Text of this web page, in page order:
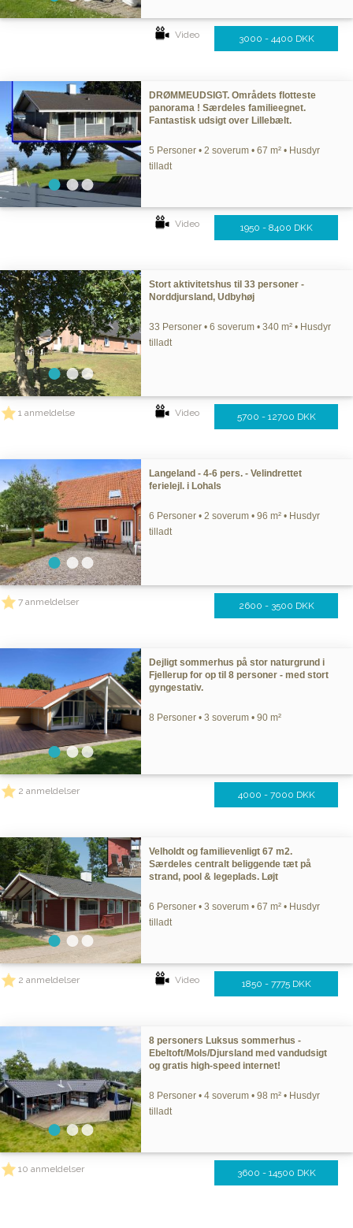
Video 3000 - 4400 DKK
DRØMMEUDSIGT. Områdets flotteste
panorama ! Særdeles familieegnet.
Fantastisk udsigt over Lillebælt.
5 Personer • 2 soverum • 67 m² • Husdyr
tilladt
Video 1950 - 8400 DKK
Stort aktivitetshus til 33 personer -
Norddjursland, Udbyhøj
33 Personer • 6 soverum • 340 m² • Husdyr
tilladt
1 anmeldelse Video 5700 - 12700 DKK
Langeland - 4-6 pers. - Velindrettet
ferielejl. i Lohals
6 Personer • 2 soverum • 96 m² • Husdyr
tilladt
7 anmeldelser 2600 - 3500 DKK
Dejligt sommerhus på stor naturgrund i
Fjellerup for op til 8 personer - med stort
gyngestativ.
8 Personer • 3 soverum • 90 m²
2 anmeldelser 4000 - 7000 DKK
Velholdt og familievenligt 67 m2.
Særdeles centralt beliggende tæt på
strand, pool & legeplads. Løjt
6 Personer • 3 soverum • 67 m² • Husdyr
tilladt
2 anmeldelser Video 1850 - 7775 DKK
8 personers Luksus sommerhus -
Ebeltoft/Mols/Djursland med vandudsigt
og gratis high-speed internet!
8 Personer • 4 soverum • 98 m² • Husdyr
tilladt
10 anmeldelser 3600 - 14500 DKK